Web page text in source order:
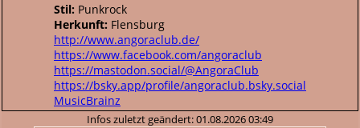
Stil: Punkrock
Herkunft: Flensburg
http://www.angoraclub.de/
https://www.facebook.com/angoraclub
https://mastodon.social/@AngoraClub
https://bsky.app/profile/angoraclub.bsky.social
MusicBrainz
Infos zuletzt geändert: 01.08.2026 03:49